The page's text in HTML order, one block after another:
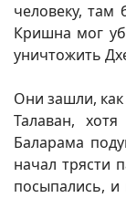
человеку,
Кришна мог
уничтожить
Они зашли, как
Талаван,
Баларама
начал трясти
посыпались,